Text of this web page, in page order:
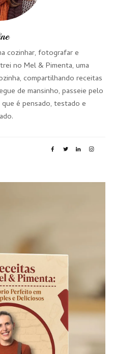
cozinhar, fotografar e
no Mel & Pimenta, uma
compartilhando receitas
de mansinho, passeie pelo
é pensado, testado e